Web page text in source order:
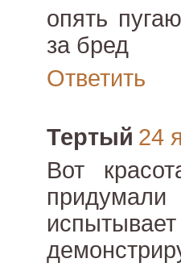
опять
за бред
Ответить
Тертый 24
Вот